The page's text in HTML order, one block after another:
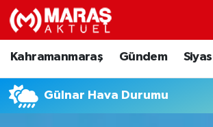
Kahramanmaraş Gündem
Gülnar Hava Durumu
Kahramanmaraş
Nöbetçi Eczaneler